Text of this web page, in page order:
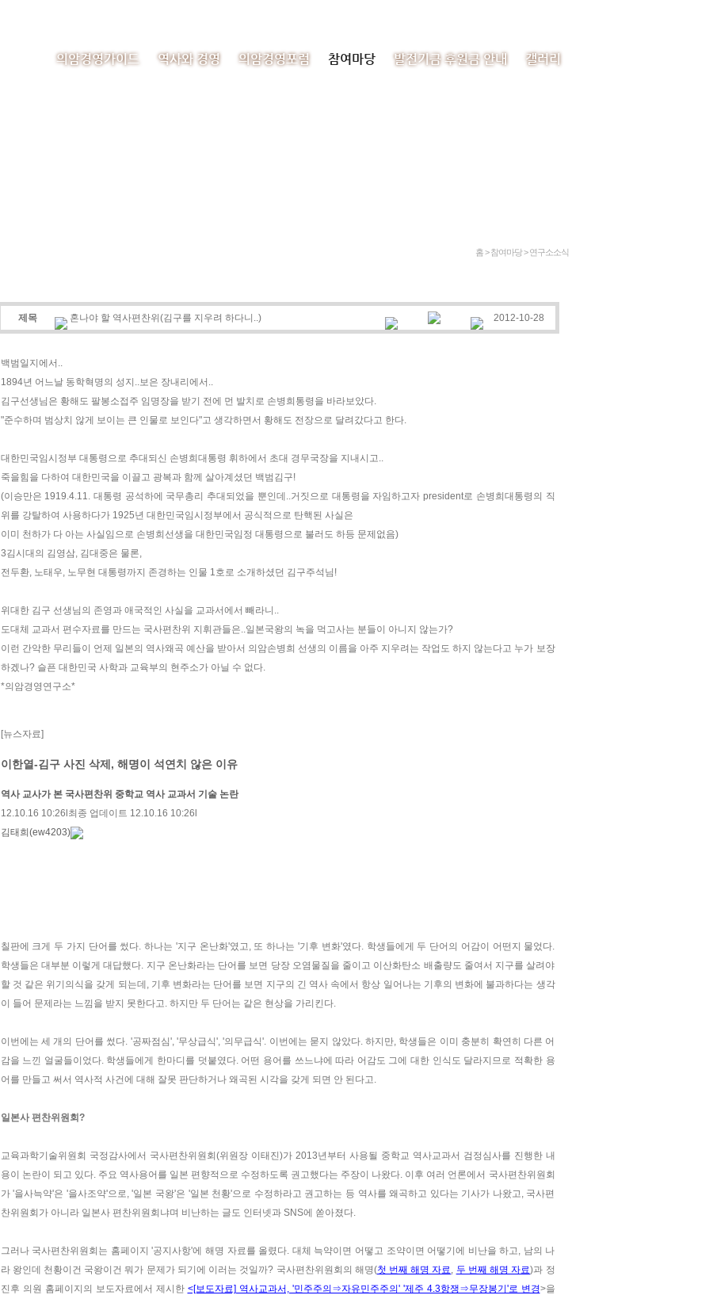
의암경영가이드 역사와 경영 의암경영포럼 참여마당 발전기금 후원금 안내 갤러리
홈 > 참여마당 >연구소소식
제목 혼나야 할 역사편찬위(김구를 지우려 하다니..) 2012-10-28
백범일지에서..
1894년 어느날 동학혁명의 성지..보은 장내리에서..
김구선생님은 황해도 팔봉소접주 임명장을 받기 전에 먼 발치로 손병희통령을 바라보았다.
"준수하며 범상치 않게 보이는 큰 인물로 보인다"고 생각하면서 황해도 전장으로 달려갔다고 한다.
대한민국임시정부 대통령으로 추대되신 손병희대통령 휘하에서 초대 경무국장을 지내시고..
죽을힘을 다하여 대한민국을 이끌고 광복과 함께 살아계셨던 백범김구!
(이승만은 1919.4.11. 대통령 공석하에 국무총리 추대되었을 뿐인데..거짓으로 대통령을 자임하고자 president로 손병희대통령의 직
위를 강탈하여 사용하다가 1925년 대한민국임시정부에서 공식적으로 탄핵된 사실은
이미 천하가 다 아는 사실임으로 손병희선생을 대한민국임정 대통령으로 불러도 하등 문제없음)
3김시대의 김영삼, 김대중은 물론,
전두환, 노태우, 노무현 대통령까지 존경하는 인물 1호로 소개하셨던 김구주석님!
위대한 김구 선생님의 존영과 애국적인 사실을 교과서에서 빼라니..
도대체 교과서 편수자료를 만드는 국사편찬위 지휘관들은..일본국왕의 녹을 먹고사는 분들이 아니지 않는가?
이런 간악한 무리들이 언제 일본의 역사왜곡 예산을 받아서 의암손병희 선생의 이름을 아주 지우려는 작업도 하지 않는다고 누가 보장
하겠나? 슬픈 대한민국 사학과 교육부의 현주소가 아닐 수 없다.
*의암경영연구소*
[뉴스자료]
이한열-김구 사진 삭제, 해명이 석연치 않은 이유
역사 교사가 본 국사편찬위 중학교 역사 교과서 기술 논란
12.10.16 10:26 최종 업데이트 12.10.16 10:26
김태희(ew4203)
칠판에 크게 두 가지 단어를 썼다. 하나는 '지구 온난화'였고, 또 하나는 '기후 변화'였다. 학생들에게 두 단어의 어감이 어떤지 물었다.
학생들은 대부분 이렇게 대답했다. 지구 온난화라는 단어를 보면 당장 오염물질을 줄이고 이산화탄소 배출량도 줄여서 지구를 살려야
할 것 같은 위기의식을 갖게 되는데, 기후 변화라는 단어를 보면 지구의 긴 역사 속에서 항상 일어나는 기후의 변화에 불과하다는 생각
이 들어 문제라는 느낌을 받지 못한다고. 하지만 두 단어는 같은 현상을 가리킨다.
이번에는 세 개의 단어를 썼다. '공짜점심', '무상급식', '의무급식'. 이번에는 묻지 않았다. 하지만, 학생들은 이미 충분히 확연히 다른 어
감을 느낀 얼굴들이었다. 학생들에게 한마디를 덧붙였다. 어떤 용어를 쓰느냐에 따라 어감도 그에 대한 인식도 달라지므로 적확한 용
어를 만들고 써서 역사적 사건에 대해 잘못 판단하거나 왜곡된 시각을 갖게 되면 안 된다고.
일본사 편찬위원회?
교육과학기술위원회 국정감사에서 국사편찬위원회(위원장 이태진)가 2013년부터 사용될 중학교 역사교과서 검정심사를 진행한 내
용이 논란이 되고 있다. 주요 역사용어를 일본 편향적으로 수정하도록 권고했다는 주장이 나왔다. 이후 여러 언론에서 국사편찬위원회
가 '을사늑약'은 '을사조약'으로, '일본 국왕'은 '일본 천황'으로 수정하라고 권고하는 등 역사를 왜곡하고 있다는 기사가 나왔고, 국사편
찬위원회가 아니라 일본사 편찬위원회냐며 비난하는 글도 인터넷과 SNS에 쏟아졌다.
그러나 국사편찬위원회는 홈페이지 '공지사항'에 해명 자료를 올렸다. 대체 늑약이면 어떻고 조약이면 어떻기에 비난을 하고, 남의 나
라 왕인데 천황이건 국왕이건 뭐가 문제가 되기에 이러는 것일까? 국사편찬위원회의 해명(첫 번째 해명 자료, 두 번째 해명 자료)과 정
진후 의원 홈페이지의 보도자료에서 제시한 <[보도자료] 역사교과서, '민주주의⇒자유민주주의' '제주 4.3항쟁⇒무장봉기​'로 변경>을